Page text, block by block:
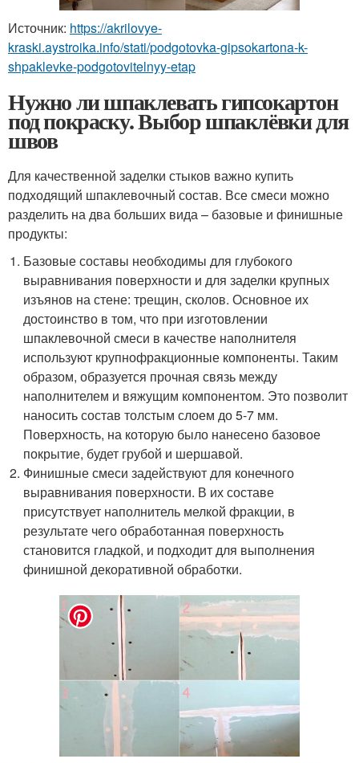
Источник: https://akrilovye-
kraski.aystroika.info/stati/podgotovka-gipsokartona-k-
shpaklevke-podgotovitelnyy-etap
Нужно ли шпаклевать гипсокартон
под покраску. Выбор шпаклёвки для
швов
Для качественной заделки стыков важно купить
подходящий шпаклевочный состав. Все смеси можно
разделить на два больших вида – базовые и финишные
продукты:
Базовые составы необходимы для глубокого
выравнивания поверхности и для заделки крупных
изъянов на стене: трещин, сколов. Основное их
достоинство в том, что при изготовлении
шпаклевочной смеси в качестве наполнителя
используют крупнофракционные компоненты. Таким
образом, образуется прочная связь между
наполнителем и вяжущим компонентом. Это позволит
наносить состав толстым слоем до 5-7 мм.
Поверхность, на которую было нанесено базовое
покрытие, будет грубой и шершавой.
Финишные смеси задействуют для конечного
выравнивания поверхности. В их составе
присутствует наполнитель мелкой фракции, в
результате чего обработанная поверхность
становится гладкой, и подходит для выполнения
финишной декоративной обработки.